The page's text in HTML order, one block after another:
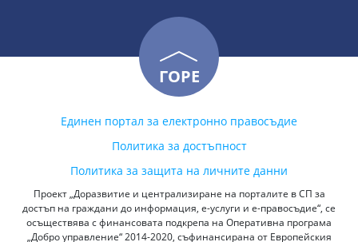
ГОРЕ
Единен портал за електронно правосъдие
Политика за достъпност
Политика за защита на личните данни
Проект „Доразвитие и централизиране на порталите в СП за
достъп на граждани до информация, е-услуги и е-правосъдие“, се
осъществява с финансовата подкрепа на Оперативна програма
„Добро управление“ 2014-2020, съфинансирана от Европейския